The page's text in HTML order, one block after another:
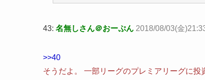
43: 名無しさん＠おーぷん 2018/08/03(金
>>40
そうだよ。 一部リーグのプレミアリーグに